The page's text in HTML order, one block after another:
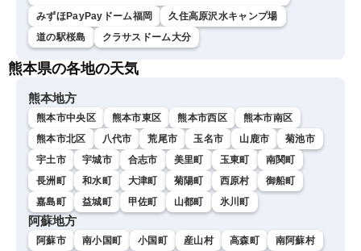
みずほPayPayドーム福岡
久住高原沢水キャンプ場
道の駅桜島
クラサスドーム大分
熊本県の各地の天気
熊本地方
熊本市中央区 熊本市東区 熊本市西区
熊本市南区
熊本市北区
八代市 荒尾市 玉名市 山鹿市
菊池市
宇土市
宇城市 合志市 美里町 玉東町
南関町
長洲町
和水町 大津町 菊陽町 西原村
御船町
嘉島町
益城町 甲佐町 山都町 氷川町
阿蘇地方
阿蘇市 南小国町 小国町 産山村 高森町 南阿蘇村